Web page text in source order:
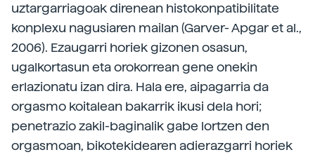
uztargarriagoak direnean histokonpatibilitate
konplexu nagusiaren mailan (Garver- Apgar et al.,
2006). Ezaugarri horiek gizonen osasun,
ugalkortasun eta orokorrean gene onekin
erlazionatu izan dira. Hala ere, aipagarria da
orgasmo koitalean bakarrik ikusi dela hori;
penetrazio zakil-baginalik gabe lortzen den
orgasmoan, bikotekidearen adierazgarri horiek